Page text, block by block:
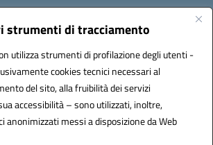
strumenti di tracciamento
utilizza strumenti di profilazione degli utenti -
cookies tecnici necessari al
del sito, alla fruibilità dei servizi
accessibilità – sono utilizzati, inoltre,
messi a disposizione da Web
Email:ceic8ax00c@istruzione.it
CEIC8AX00C
Amministrazioni (IPA): icsmm